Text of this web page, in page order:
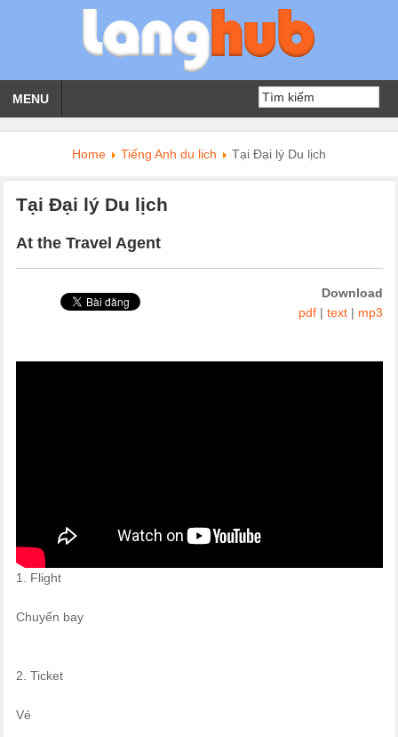
MENU
Home Tiếng Anh du lịch Tại Đại lý Du lịch
Tại Đại lý Du lịch
At the Travel Agent
Download
pdf| text| mp3
1. Flight
Chuyến bay
2. Ticket
Vé